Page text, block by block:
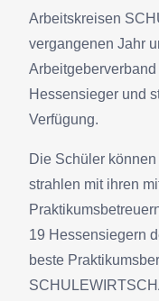
Arbeitskreisen
vergangenen Jahr
Hessensieger und
Verfügung.
Die Schüler
strahlen mit ihren
19 Hessensiegern
beste